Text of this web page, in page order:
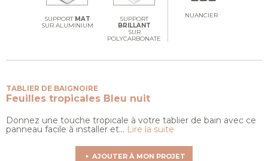
SUPPORT MAT
SUR ALUMINIUM
SUPPORT
BRILLANT
SUR
POLYCARBONATE
NUANCIER
TABLIER DE BAIGNOIRE
Feuilles tropicales Bleu nuit
Donnez une touche tropicale à votre tablier de bain avec ce
panneau facile à installer et... Lire la suite
AJOUTER À MON PROJET